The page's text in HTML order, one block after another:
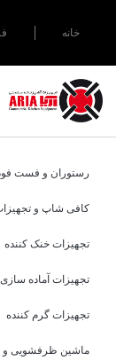
خانه
رستوران و فست
کافی شاپ و
تجهیزات خنک کننده
تجهیزات آماده سازی
تجهیزات گرم کننده
ماشین ظرفشویی و